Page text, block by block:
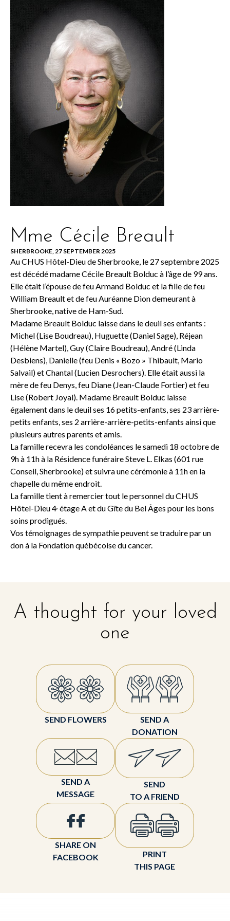
Mme Cécile Breault
SHERBROOKE, 27 SEPTEMBER 2025
Au CHUS Hôtel-Dieu de Sherbrooke, le 27 septembre 2025
est décédé madame Cécile Breault Bolduc à l’âge de 99 ans.
Elle était l’épouse de feu Armand Bolduc et la fille de feu
William Breault et de feu Auréanne Dion demeurant à
Sherbrooke, native de Ham-Sud.
Madame Breault Bolduc laisse dans le deuil ses enfants :
Michel (Lise Boudreau), Huguette (Daniel Sage), Réjean
(Hélène Martel), Guy (Claire Boudreau), André (Linda
Desbiens), Danielle (feu Denis « Bozo » Thibault, Mario
Salvail) et Chantal (Lucien Desrochers). Elle était aussi la
mère de feu Denys, feu Diane (Jean-Claude Fortier) et feu
Lise (Robert Joyal). Madame Breault Bolduc laisse
également dans le deuil ses 16 petits-enfants, ses 23 arrière-
petits enfants, ses 2 arrière-arrière-petits-enfants ainsi que
plusieurs autres parents et amis.
La famille recevra les condoléances le samedi 18 octobre de
9h à 11h à la Résidence funéraire Steve L. Elkas (601 rue
Conseil, Sherbrooke) et suivra une cérémonie à 11h en la
chapelle du même endroit.
La famille tient à remercier tout le personnel du CHUS
Hôtel-Dieu 4e étage A et du Gîte du Bel Âges pour les bons
soins prodigués.
Vos témoignages de sympathie peuvent se traduire par un
don à la Fondation québécoise du cancer.
A thought for your loved
one
SEND FLOWERS
SEND A
DONATION
SEND A
MESSAGE
SEND
TO A FRIEND
SHARE ON
FACEBOOK
PRINT
THIS PAGE